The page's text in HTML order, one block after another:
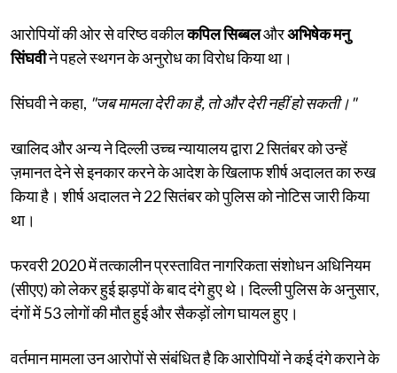
आरोपियों की ओर से वरिष्ठ वकीलकपिल सिब्बलऔरअभिषेक मनु
सिंघवीने पहले स्थगन के अनुरोध का विरोध किया था।
सिंघवी ने कहा, "जब मामला देरी का है, तो और देरी नहीं हो सकती।"
खालिद और अन्य ने दिल्ली उच्च न्यायालय द्वारा 2 सितंबर को उन्हें
ज़मानत देने से इनकार करने के आदेश के खिलाफ शीर्ष अदालत का रुख
किया है। शीर्ष अदालत ने 22 सितंबर को पुलिस को नोटिस जारी किया
था।
फरवरी 2020 में तत्कालीन प्रस्तावित नागरिकता संशोधन अधिनियम
(सीएए) को लेकर हुई झड़पों के बाद दंगे हुए थे। दिल्ली पुलिस के अनुसार,
दंगों में 53 लोगों की मौत हुई और सैकड़ों लोग घायल हुए।
वर्तमान मामला उन आरोपों से संबंधित है कि आरोपियों ने कई दंगे कराने के